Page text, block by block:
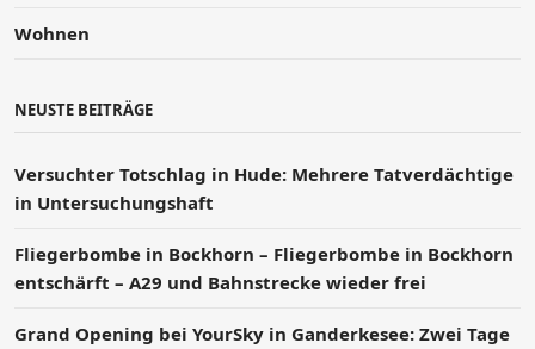
Wohnen
NEUSTE BEITRÄGE
Versucht­er Totschlag in Hude: Mehrere Tatverdächtige
in Untersuchungshaft
Fliegerbombe in Bockhorn – Fliegerbombe in Bockhorn
entschärft – A29 und Bahnstrecke wieder frei
Grand Opening bei YourSky in Ganderkesee: Zwei Tage